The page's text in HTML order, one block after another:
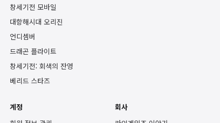
창세기전 모바일
대항해시대 오리진
언디셈버
드래곤 플라이트
창세기전: 회색의 잔영
베리드 스타즈
계정
회사